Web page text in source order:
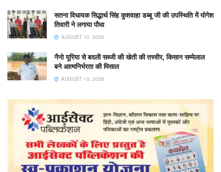
सतना विधायक सिद्धार्थ सिंह कुशवाहा डब्बू जी की उपस्थिति में योगेश
तिवारी ने लगाया पौधा
AUGUST 10, 2026
नैनो यूरिया से बदली सब्जी की खेती की तस्वीर, किसान सम्मेलाल
बने आत्मनिर्भरता की मिसाल
AUGUST 10, 2026